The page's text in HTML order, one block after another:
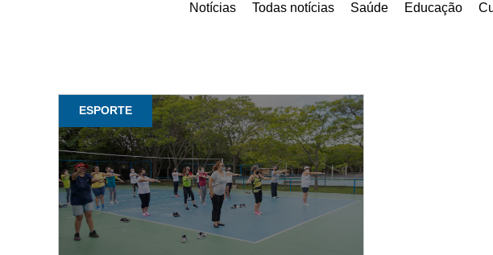
Notícias Todas notícias Saúde Educação
ESPORTE